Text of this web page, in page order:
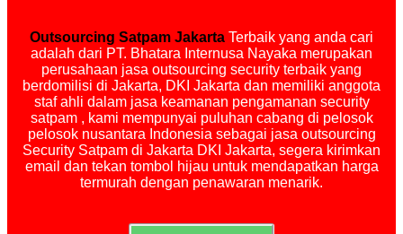
Outsourcing Satpam Jakarta Terbaik yang anda cari
adalah dari PT. Bhatara Internusa Nayaka merupakan
perusahaan jasa outsourcing security terbaik yang
berdomilisi di Jakarta, DKI Jakarta dan memiliki anggota
staf ahli dalam jasa keamanan pengamanan security
satpam , kami mempunyai puluhan cabang di pelosok
pelosok nusantara Indonesia sebagai jasa outsourcing
Security Satpam di Jakarta DKI Jakarta, segera kirimkan
email dan tekan tombol hijau untuk mendapatkan harga
termurah dengan penawaran menarik.